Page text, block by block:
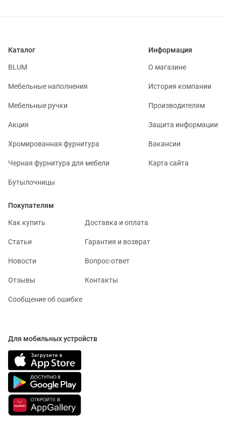
Каталог
BLUM
Мебельные наполнения
Мебельные ручки
Акция
Хромированная фурнитура
Черная фурнитура для мебели
Бутылочницы
Информация
О магазине
История компании
Производителям
Защита информации
Вакансии
Карта сайта
Покупателям
Как купить Доставка и оплата
Статьи Гарантия и возврат
Новости Вопрос-ответ
Отзывы Контакты
Сообщение об ошибке
Для мобильных устройств